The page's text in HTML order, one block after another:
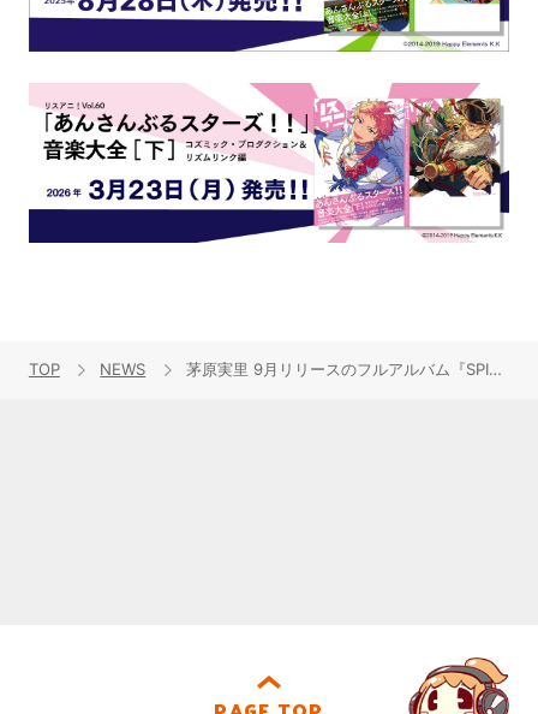
TOP NEWS 茅原実里 9月リリースのフルアルバム『SPIRAL』ビジュアル、リード曲MV公開！2019年1月からホールツアーの開催を発表